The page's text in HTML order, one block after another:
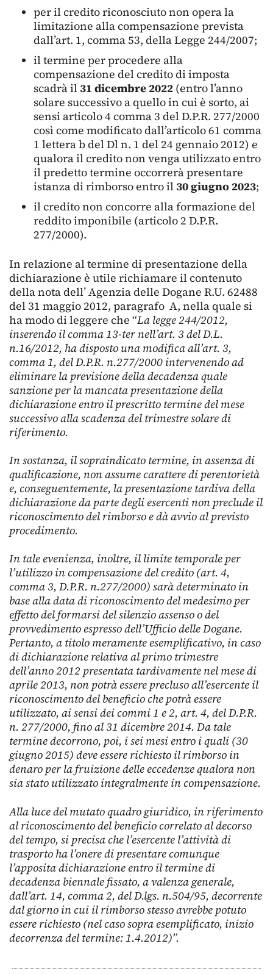
per il credito riconosciuto non opera la
limitazione alla compensazione prevista
dall’art. 1, comma 53, della Legge 244/2007;
il termine per procedere alla
compensazione del credito di imposta
scadrà il 31 dicembre 2022 (entro l’anno
solare successivo a quello in cui è sorto, ai
sensi articolo 4 comma 3 del D.P.R. 277/2000
così come modificato dall’articolo 61 comma
1 lettera b del Dl n. 1 del 24 gennaio 2012) e
qualora il credito non venga utilizzato entro
il predetto termine occorrerà presentare
istanza di rimborso entro il 30 giugno 2023;
il credito non concorre alla formazione del
reddito imponibile (articolo 2 D.P.R.
277/2000).
In relazione al termine di presentazione della
dichiarazione è utile richiamare il contenuto
della nota dell’ Agenzia delle Dogane R.U. 62488
del 31 maggio 2012, paragrafo A, nella quale si
ha modo di leggere che “La legge 244/2012,
inserendo il comma 13-ter nell’art. 3 del D.L.
n.16/2012, ha disposto una modifica all’art. 3,
comma 1, del D.P.R. n.277/2000 intervenendo ad
eliminare la previsione della decadenza quale
sanzione per la mancata presentazione della
dichiarazione entro il prescritto termine del mese
successivo alla scadenza del trimestre solare di
riferimento.
In sostanza, il sopraindicato termine, in assenza di
qualificazione, non assume carattere di perentorietà
e, conseguentemente, la presentazione tardiva della
dichiarazione da parte degli esercenti non preclude il
riconoscimento del rimborso e dà avvio al previsto
procedimento.
In tale evenienza, inoltre, il limite temporale per
l’utilizzo in compensazione del credito (art. 4,
comma 3, D.P.R. n.277/2000) sarà determinato in
base alla data di riconoscimento del medesimo per
effetto del formarsi del silenzio assenso o del
provvedimento espresso dell’Ufficio delle Dogane.
Pertanto, a titolo meramente esemplificativo, in caso
di dichiarazione relativa al primo trimestre
dell’anno 2012 presentata tardivamente nel mese di
aprile 2013, non potrà essere precluso all’esercente il
riconoscimento del beneficio che potrà essere
utilizzato, ai sensi dei commi 1 e 2, art. 4, del D.P.R.
n. 277/2000, fino al 31 dicembre 2014. Da tale
termine decorrono, poi, i sei mesi entro i quali (30
giugno 2015) deve essere richiesto il rimborso in
denaro per la fruizione delle eccedenze qualora non
sia stato utilizzato integralmente in compensazione.
Alla luce del mutato quadro giuridico, in riferimento
al riconoscimento del beneficio correlato al decorso
del tempo, si precisa che l’esercente l’attività di
trasporto ha l’onere di presentare comunque
l’apposita dichiarazione entro il termine di
decadenza biennale fissato, a valenza generale,
dall’art. 14, comma 2, del D.lgs. n.504/95, decorrente
dal giorno in cui il rimborso stesso avrebbe potuto
essere richiesto (nel caso sopra esemplificato, inizio
decorrenza del termine: 1.4.2012)”.